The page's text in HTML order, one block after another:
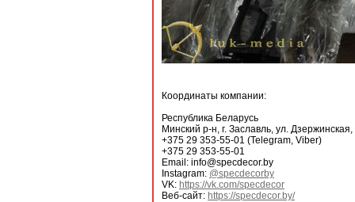
Координаты компании:
Республика Беларусь
Минский р-н, г. Заславль, ул. Дзержинская,
+375 29 353-55-01 (Telegram, Viber)
+375 29 353-55-01
Email: info@specdecor.by
Instagram: @specdecorby
VK: https://vk.com/specdecor
Веб-сайт: https://specdecor.by/